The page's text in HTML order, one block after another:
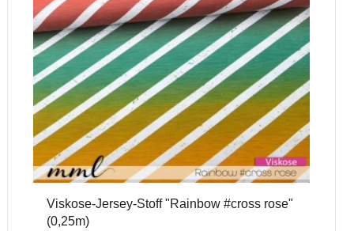
Viskose-Jersey-Stoff "Rainbow #cross rose"
(0,25m)